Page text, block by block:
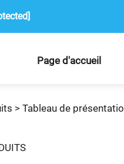
Page d'accueil
> Tableau de